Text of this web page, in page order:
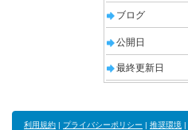
ブログ
公開日
最終更新日
利用規約 | プライバシーポリシー | 推奨環境 |